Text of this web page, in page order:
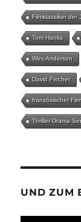
Filmklassiker der
Tom Hanks
Wes Anderson
David Fincher
französischer
Thriller-Drama
UND ZUM